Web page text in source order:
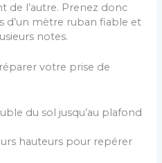
de l’autre. Prenez donc
d’un mètre ruban fiable et
notes.
votre prise de
du sol jusqu’au plafond
hauteurs pour repérer